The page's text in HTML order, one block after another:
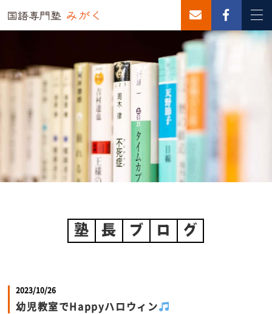
塾 長 ブ ロ グ
2023/10/26
幼児教室でHappyハロウィン